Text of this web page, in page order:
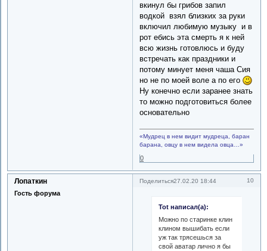
вкинул бы грибов запил
водкой взял близких за руки
включил любимую музыку и в
рот ебись эта смерть я к ней
всю жизнь готовлюсь и буду
встречать как праздники и
потому минует меня чаша Сия
но не по моей воле а по его
Ну конечно если заранее знать
то можно подготовиться более
основательно
«Мудрец в нем видит мудреца, баран
барана, овцу в нем видела овца…»
0
Поделиться 10
27.02.20 18:44
Лопаткин
Гость форума
Tot написал(а):
Можно по старинке клин
клином вышибать если
уж так трясешься за
свой аватар лично я бы